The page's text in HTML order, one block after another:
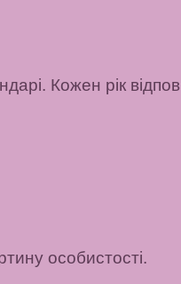
Кожен рік
особистості.